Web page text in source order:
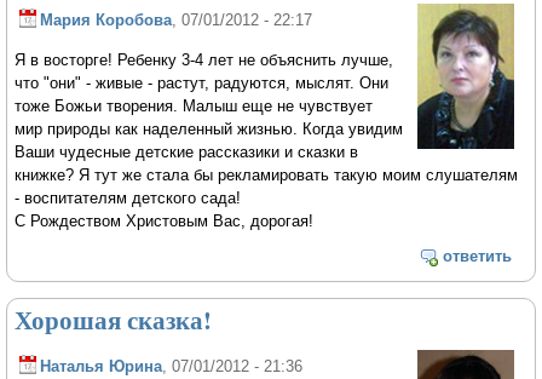
Мария Коробова, 07/01/2012 - 22:17
Я в восторге! Ребенку 3-4 лет не объяснить лучше,
что "они" - живые - растут, радуются, мыслят. Они
тоже Божьи творения. Малыш еще не чувствует
мир природы как наделенный жизнью. Когда увидим
Ваши чудесные детские рассказики и сказки в
книжке? Я тут же стала бы рекламировать такую моим слушателям
- воспитателям детского сада!
С Рождеством Христовым Вас, дорогая!
ответить
Хорошая сказка!
Наталья Юрина, 07/01/2012 - 21:36